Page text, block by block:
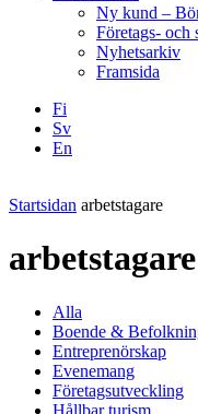
Ny kund –
Företags- och
Nyhetsarkiv
Framsida
Fi
Sv
En
Startsidan arbetstagare
arbetstagare
Alla
Boende &
Entreprenörskap
Evenemang
Företagsutveckling
Hållbar turism